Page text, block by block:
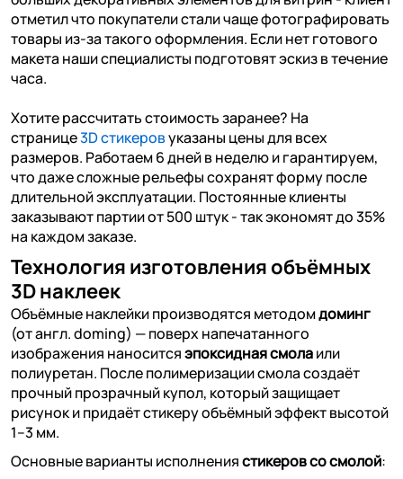
отметил что покупатели стали чаще фотографировать
товары из-за такого оформления. Если нет готового
макета наши специалисты подготовят эскиз в течение
часа.
Хотите рассчитать стоимость заранее? На
странице3D стикеровуказаны цены для всех
размеров. Работаем 6 дней в неделю и гарантируем,
что даже сложные рельефы сохранят форму после
длительной эксплуатации. Постоянные клиенты
заказывают партии от 500 штук - так экономят до 35%
на каждом заказе.
Технология изготовления объёмных
3D наклеек
Объёмные наклейки производятся методомдоминг
(от англ. doming) — поверх напечатанного
изображения наноситсяэпоксидная смолаили
полиуретан. После полимеризации смола создаёт
прочный прозрачный купол, который защищает
рисунок и придаёт стикеру объёмный эффект высотой
1–3 мм.
Основные варианты исполнениястикеров со смолой: